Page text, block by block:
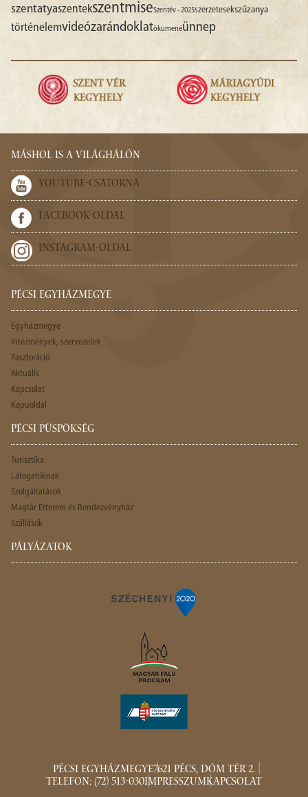
szentatyaszentekszentmiseSzentév - 2025szerzetesekszűzanya
történelemvideózarándoklatökumenéünnep
MÁSHOL IS A VILÁGHÁLÓN
YOUTUBE-CSATORNA
FACEBOOK-OLDAL
INSTAGRAM-OLDAL
PÉCSI EGYHÁZMEGYE
Egyházmegye
Intézmények, szervezetek
Pasztoráció
Aktuális
Kapcsolat
Kapuoldal
PÉCSI PÜSPÖKSÉG
Turisztika
Látogatóknak
Szolgáltatások
Magtár Étterem és Rendezvényház
Szállások
PÁLYÁZATOK
PÉCSI EGYHÁZMEGYE7621 PÉCS, DÓM TÉR 2.
TELEFON: (72) 513-030IMPRESSZUMKAPCSOLAT